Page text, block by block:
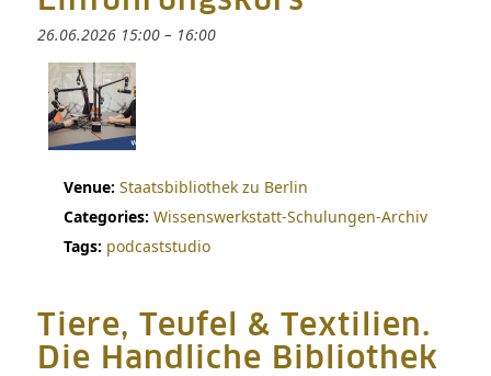
26.06.2026 15:00– 16:00
Venue: Staatsbibliothek zu Berlin
Categories: Wissenswerkstatt-Schulungen-Archiv
Tags: podcaststudio
Tiere, Teufel & Textilien.
Die Handliche Bibliothek